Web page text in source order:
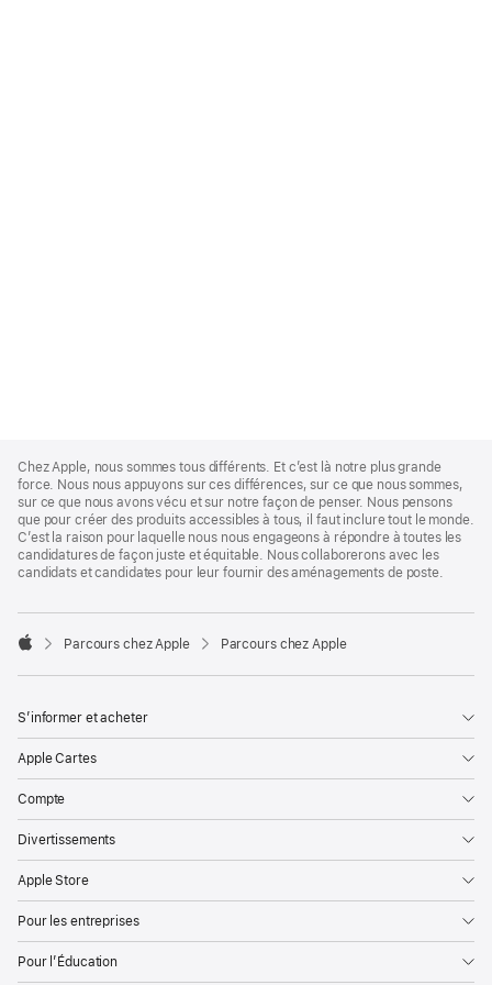
Footer
Chez Apple, nous sommes tous différents. Et c’est là notre plus grande
force. Nous nous appuyons sur ces différences, sur ce que nous sommes,
sur ce que nous avons vécu et sur notre façon de penser. Nous pensons
que pour créer des produits accessibles à tous, il faut inclure tout le monde.
C’est la raison pour laquelle nous nous engageons à répondre à toutes les
candidatures de façon juste et équitable. Nous collaborerons avec les
candidats et candidates pour leur fournir des aménagements de poste.

Parcours chez Apple Parcours chez Apple
S’informer et acheter
Apple Cartes
Compte
Divertissements
Apple Store
Pour les entreprises
Pour l’Éducation